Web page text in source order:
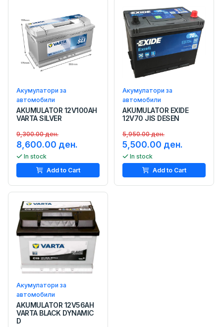
Акумулатори за
автомобили
AKUMULATOR 12V100AH
VARTA SILVER
9,300.00 ден.
8,600.00 ден.
In stock
Add to Cart
Акумулатори за
автомобили
AKUMULATOR EXIDE
12V70 JIS DESEN
5,950.00 ден.
5,500.00 ден.
In stock
Add to Cart
Акумулатори за
автомобили
AKUMULATOR 12V56AH
VARTA BLACK DYNAMIC
D